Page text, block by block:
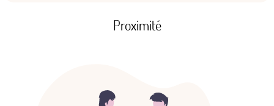
Proximité